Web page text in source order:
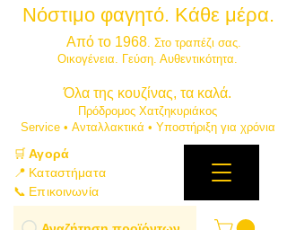
Νόστιμο φαγητό. Κάθε μέρα.
Από το 1968. Στο τραπέζι σας.
​Οικογένεια. Γεύση. Αυθεντικότητα.
​Όλα της κουζίνας, τα καλά.
Πρόδρομος Χατζηκυριάκος
​Service • Ανταλλακτικά • Υποστήριξη για χρόνια
🛒Αγορά
📍 Καταστήματα
📞 Επικοινωνία